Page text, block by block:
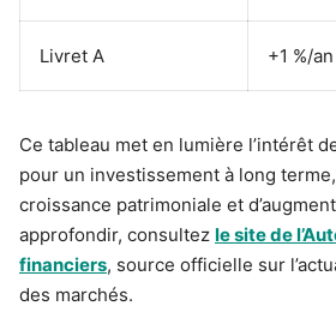
Livret A +1 %/an
Ce tableau met en lumière l’intérêt
pour un investissement à long
croissance patrimoniale et
approfondir, consultez le site de
financiers, source officielle sur
des marchés.